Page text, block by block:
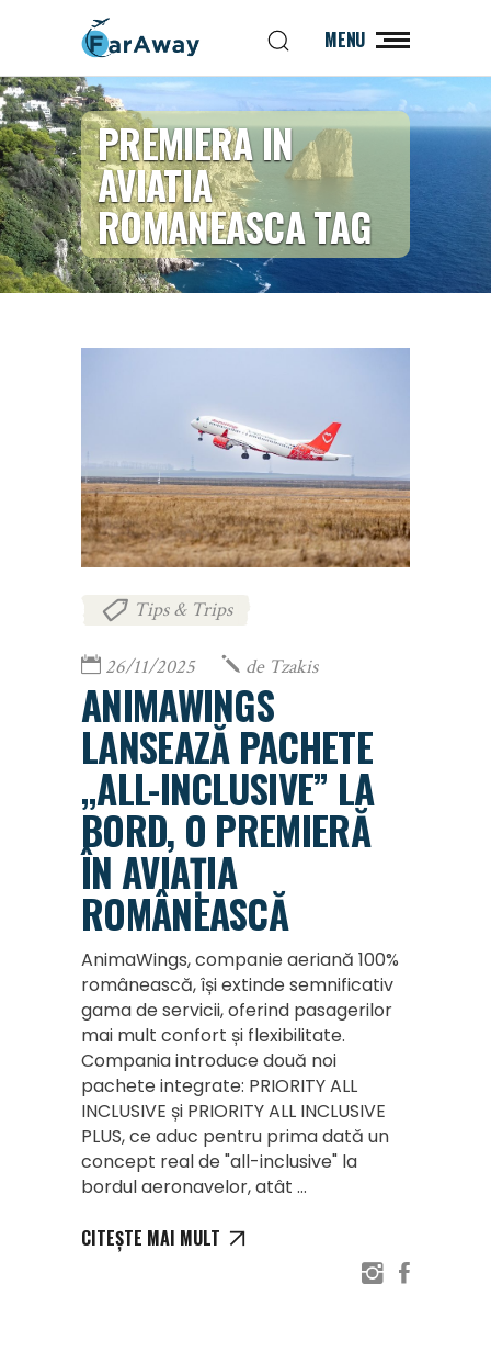
MENU
PREMIERA IN
AVIATIA
ROMANEASCA TAG
Tips & Trips
26/11/2025 de Tzakis
ANIMAWINGS
LANSEAZĂ PACHETE
„ALL-INCLUSIVE” LA
BORD, O PREMIERĂ
ÎN AVIAȚIA
ROMÂNEASCĂ
AnimaWings, companie aeriană 100%
românească, își extinde semnificativ
gama de servicii, oferind pasagerilor
mai mult confort și flexibilitate.
Compania introduce două noi
pachete integrate: PRIORITY ALL
INCLUSIVE și PRIORITY ALL INCLUSIVE
PLUS, ce aduc pentru prima dată un
concept real de "all-inclusive" la
bordul aeronavelor, atât
CITEȘTE MAI MULT